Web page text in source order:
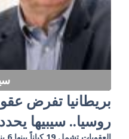
بريطانيا تفرض
روسيا.. سيبيها